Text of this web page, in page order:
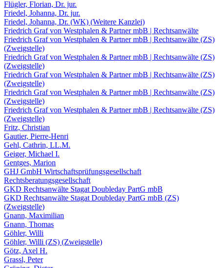
Flügler, Florian, Dr. jur.
Friedel, Johanna, Dr. jur.
Friedel, Johanna, Dr. (WK) (Weitere Kanzlei)
Friedrich Graf von Westphalen & Partner mbB | Rechtsanwälte
Friedrich Graf von Westphalen & Partner mbB | Rechtsanwälte (ZS)
(Zweigstelle)
Friedrich Graf von Westphalen & Partner mbB | Rechtsanwälte (ZS)
(Zweigstelle)
Friedrich Graf von Westphalen & Partner mbB | Rechtsanwälte (ZS)
(Zweigstelle)
Friedrich Graf von Westphalen & Partner mbB | Rechtsanwälte (ZS)
(Zweigstelle)
Friedrich Graf von Westphalen & Partner mbB | Rechtsanwälte (ZS)
(Zweigstelle)
Fritz, Christian
Gautier, Pierre-Henri
Gehl, Cathrin, LL.M.
Geiger, Michael I.
Gentges, Marion
GHJ GmbH Wirtschaftsprüfungsgesellschaft
Rechtsberatungsgesellschaft
GKD Rechtsanwälte Stagat Doubleday PartG mbB
GKD Rechtsanwälte Stagat Doubleday PartG mbB (ZS)
(Zweigstelle)
Gnann, Maximilian
Gnann, Thomas
Göhler, Willi
Göhler, Willi (ZS) (Zweigstelle)
Götz, Axel H.
Grassl, Peter